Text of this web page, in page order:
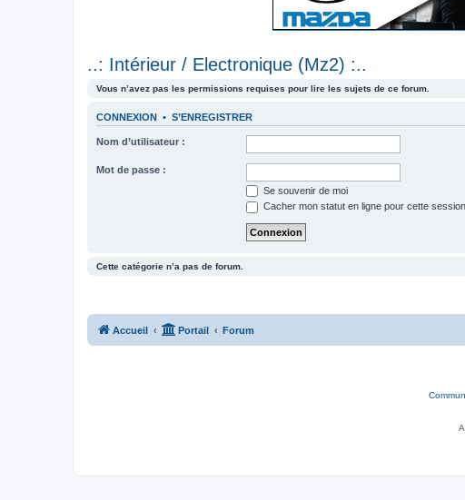
..: Intérieur / Electronique (Mz2) :..
Vous n’avez pas les permissions requises pour lire les sujets de ce forum.
CONNEXION • S’ENREGISTRER
Nom d’utilisateur :
Mot de passe :
Se souvenir de moi
Cacher mon statut en ligne pour cette session
Cette catégorie n’a pas de forum.
Accueil Portail Forum